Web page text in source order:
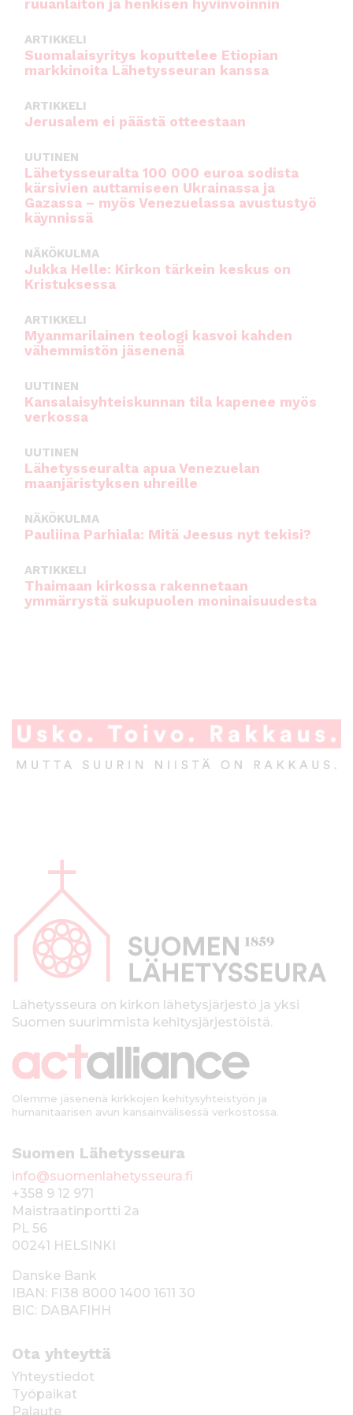
k
ruuanlaiton ja henkisen hyvinvoinnin
ARTIKKELI
Suomalaisyritys koputtelee Etiopian
markkinoita Lähetysseuran kanssa
ARTIKKELI
Jerusalem ei päästä otteestaan
UUTINEN
Lähetysseuralta 100 000 euroa sodista
kärsivien auttamiseen Ukrainassa ja
Gazassa – myös Venezuelassa avustustyö
käynnissä
NÄKÖKULMA
Jukka Helle: Kirkon tärkein keskus on
Kristuksessa
ARTIKKELI
Myanmarilainen teologi kasvoi kahden
vähemmistön jäsenenä
UUTINEN
Kansalaisyhteiskunnan tila kapenee myös
verkossa
UUTINEN
Lähetysseuralta apua Venezuelan
maanjäristyksen uhreille
NÄKÖKULMA
Pauliina Parhiala: Mitä Jeesus nyt tekisi?
ARTIKKELI
Thaimaan kirkossa rakennetaan
ymmärrystä sukupuolen moninaisuudesta
p
kLähetysseura on kirkon lähetysjärjestö ja yksi
Suomen suurimmista kehitysjärjestöistä.
Olemme jäsenenä kirkkojen kehitysyhteistyön ja
humanitaarisen avun kansainvälisessä verkostossa.
Suomen Lähetysseura
info@suomenlahetysseura.fi
+358 9 12 971
Maistraatinportti 2a
PL 56
00241 HELSINKI
Danske Bank
IBAN: FI38 8000 1400 1611 30
BIC: DABAFIHH
Ota yhteyttä
Yhteystiedot
Työpaikat
Palaute